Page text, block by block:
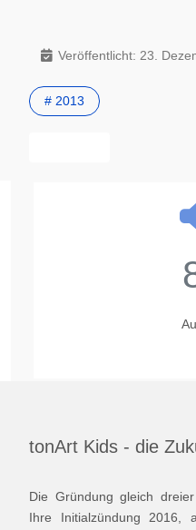
Veröffentlicht: 23.
# 2013
tonArt Kids - die
Die Gründung gleich
Ihre Initialzündung